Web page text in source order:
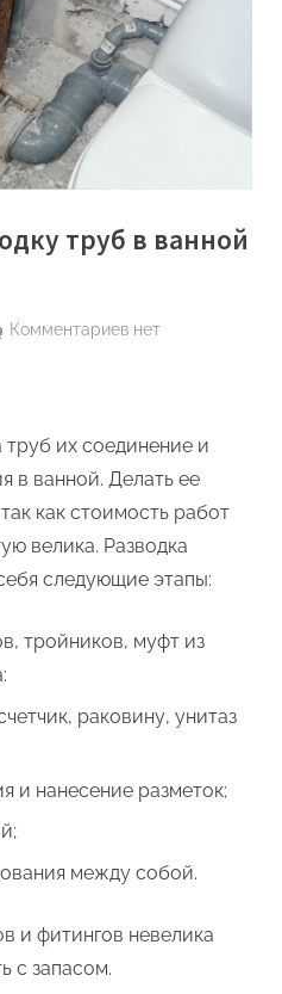
труб в ванной
Комментариевк
разводку
ванной
своими
руками?
нет
труб их соединение и
в ванной. Делать ее
как стоимость работ
велика. Разводка
следующие этапы:
тройников, муфт из
раковину, унитаз
и нанесение разметок;
между собой.
и фитингов невелика
с запасом.